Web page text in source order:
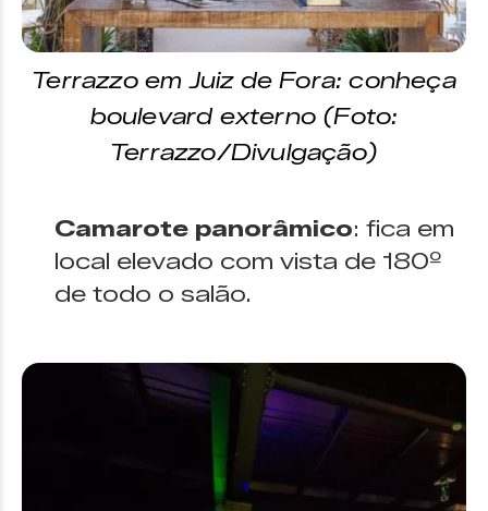
Terrazzo em Juiz de Fora: conheça
boulevard externo (Foto:
Terrazzo/Divulgação)
Camarote panorâmico: fica em
local elevado com vista de 180º
de todo o salão.